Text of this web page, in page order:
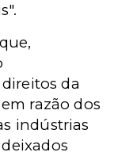
da
razão dos
indústrias